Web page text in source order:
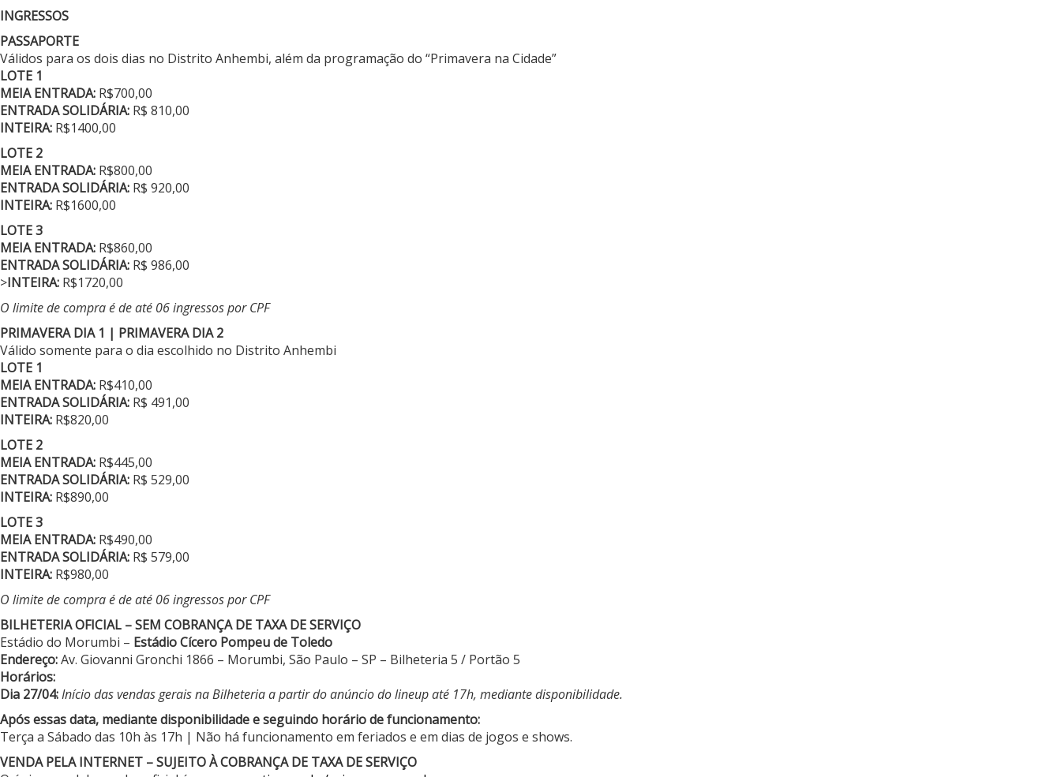
INGRESSOS
PASSAPORTE
Válidos para os dois dias no Distrito Anhembi, além da programação do “Primavera na Cidade”
LOTE 1
MEIA ENTRADA: R$700,00
ENTRADA SOLIDÁRIA: R$ 810,00
INTEIRA: R$1400,00
LOTE 2
MEIA ENTRADA: R$800,00
ENTRADA SOLIDÁRIA: R$ 920,00
INTEIRA: R$1600,00
LOTE 3
MEIA ENTRADA: R$860,00
ENTRADA SOLIDÁRIA: R$ 986,00
>INTEIRA: R$1720,00
O limite de compra é de até 06 ingressos por CPF
PRIMAVERA DIA 1 | PRIMAVERA DIA 2
Válido somente para o dia escolhido no Distrito Anhembi
LOTE 1
MEIA ENTRADA: R$410,00
ENTRADA SOLIDÁRIA: R$ 491,00
INTEIRA: R$820,00
LOTE 2
MEIA ENTRADA: R$445,00
ENTRADA SOLIDÁRIA: R$ 529,00
INTEIRA: R$890,00
LOTE 3
MEIA ENTRADA: R$490,00
ENTRADA SOLIDÁRIA: R$ 579,00
INTEIRA: R$980,00
O limite de compra é de até 06 ingressos por CPF
BILHETERIA OFICIAL – SEM COBRANÇA DE TAXA DE SERVIÇO
Estádio do Morumbi – Estádio Cícero Pompeu de Toledo
Endereço:Av. Giovanni Gronchi 1866 – Morumbi, São Paulo – SP – Bilheteria 5 / Portão 5
Horários:
Dia 27/04:Início das vendas gerais na Bilheteria a partir do anúncio do lineup até 17h, mediante disponibilidade.
Após essas data, mediante disponibilidade e seguindo horário de funcionamento:
Terça a Sábado das 10h às 17h | Não há funcionamento em feriados e em dias de jogos e shows.
VENDA PELA INTERNET – SUJEITO À COBRANÇA DE TAXA DE SERVIÇO